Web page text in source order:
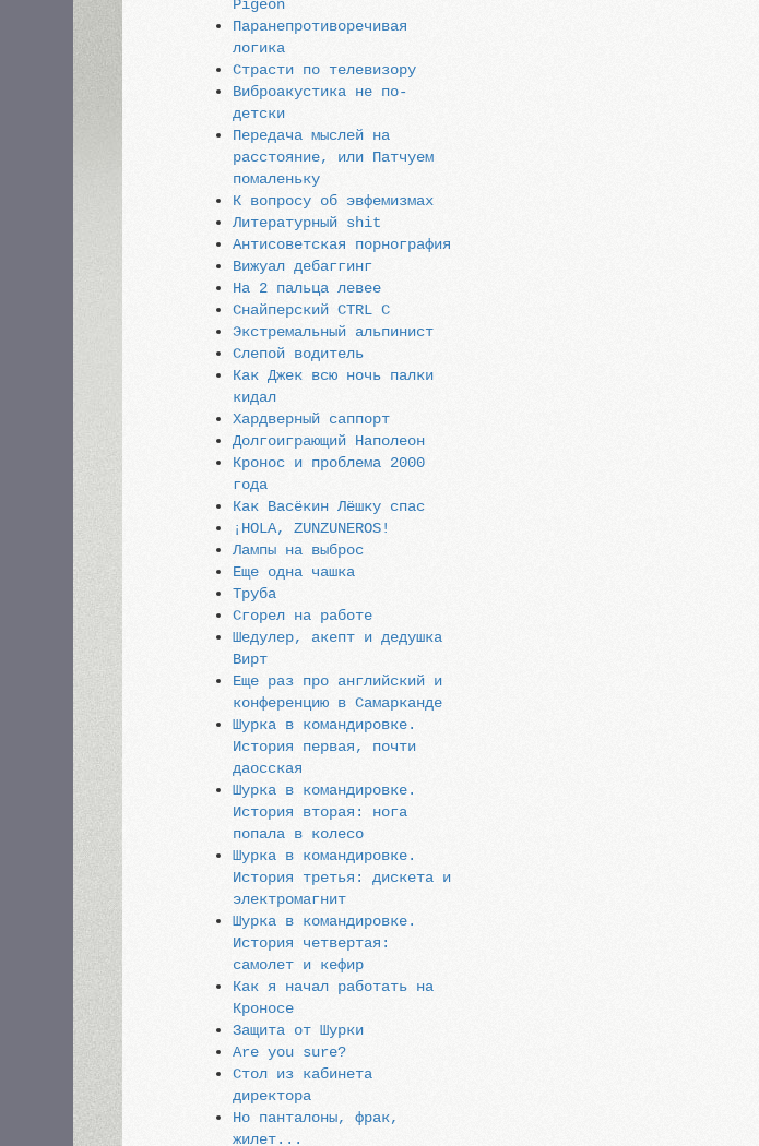
Pigeon
Паранепротиворечивая
логика
Страсти по телевизору
Виброакустика не по-
детски
Передача мыслей на
расстояние, или Патчуем
помаленьку
К вопросу об эвфемизмах
Литературный shit
Антисоветская порнография
Вижуал дебаггинг
На 2 пальца левее
Снайперский CTRL C
Экстремальный альпинист
Слепой водитель
Как Джек всю ночь палки
кидал
Хардверный саппорт
Долгоиграющий Наполеон
Кронос и проблема 2000
года
Как Васёкин Лёшку спас
¡HOLA, ZUNZUNEROS!
Лампы на выброс
Еще одна чашка
Труба
Сгорел на работе
Шедулер, акепт и дедушка
Вирт
Еще раз про английский и
конференцию в Самарканде
Шурка в командировке.
История первая, почти
даосская
Шурка в командировке.
История вторая: нога
попала в колесо
Шурка в командировке.
История третья: дискета и
электромагнит
Шурка в командировке.
История четвертая:
самолет и кефир
Как я начал работать на
Кроносе
Защита от Шурки
Are you sure?
Стол из кабинета
директора
Но панталоны, фрак,
жилет...